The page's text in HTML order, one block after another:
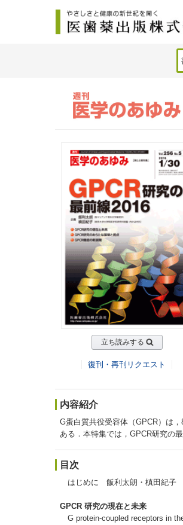
立ち読みする
復刊・再刊リクエスト
内容紹介
G蛋白質共役受容体（GPCR）は
ある．本特集では，GPCR研究の
目次
はじめに 飯利太朗・槙田紀子
GPCR 研究の現在と未来
G protein-coupled receptors in